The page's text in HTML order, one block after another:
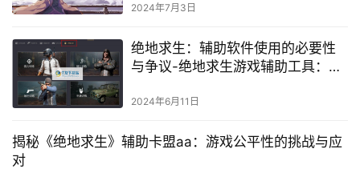
2024年7月3日
绝地求生：辅助软件使用的必要性
与争议-绝地求生游戏辅助工具：利
2024年6月11日
揭秘《绝地求生》辅助卡盟aa：游戏公平性的挑战与应
对